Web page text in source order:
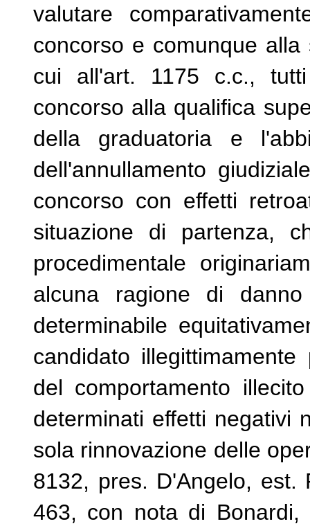
valutare
concorso e comunque
cui all'art. 1175 c.c.,
concorso alla qualifica
della graduatoria e
dell'annullamento
concorso con effetti
situazione di partenza,
procedimentale
alcuna ragione di
determinabile
candidato
del comportamento
determinati effetti negativi
sola rinnovazione delle
8132, pres. D'Angelo,
463, con nota di Bonardi,